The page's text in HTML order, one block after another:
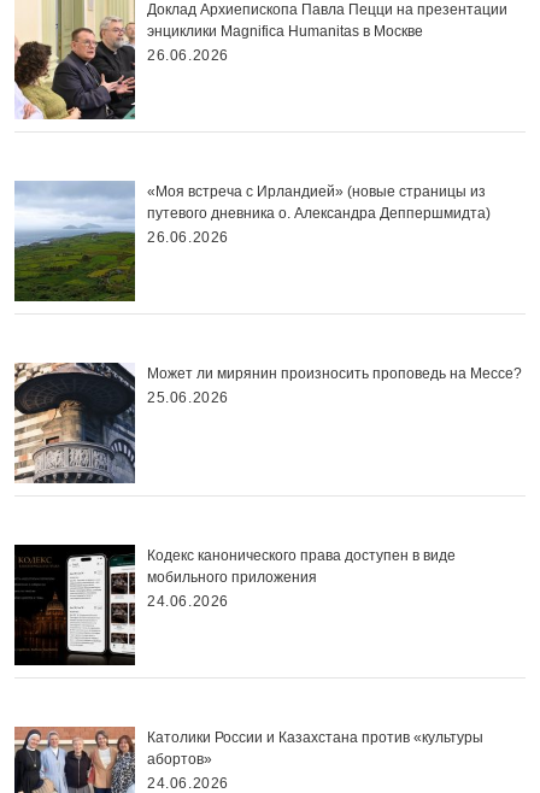
Доклад Архиепископа Павла Пецци на презентации
энциклики Magnifica Нumanitas в Москве
26.06.2026
«Моя встреча с Ирландией» (новые страницы из
путевого дневника о. Александра Деппершмидта)
26.06.2026
Может ли мирянин произносить проповедь на Мессе?
25.06.2026
Кодекс канонического права доступен в виде
мобильного приложения
24.06.2026
Католики России и Казахстана против «культуры
абортов»
24.06.2026